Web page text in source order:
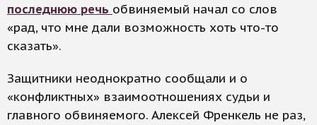
последнюю речь обвиняемый начал со слов
«рад, что мне дали возможность хоть что-то
сказать».
Защитники неоднократно сообщали и о
«конфликтных» взаимоотношениях судьи и
главного обвиняемого. Алексей Френкель не раз,